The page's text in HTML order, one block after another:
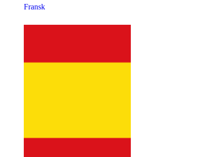
Fransk